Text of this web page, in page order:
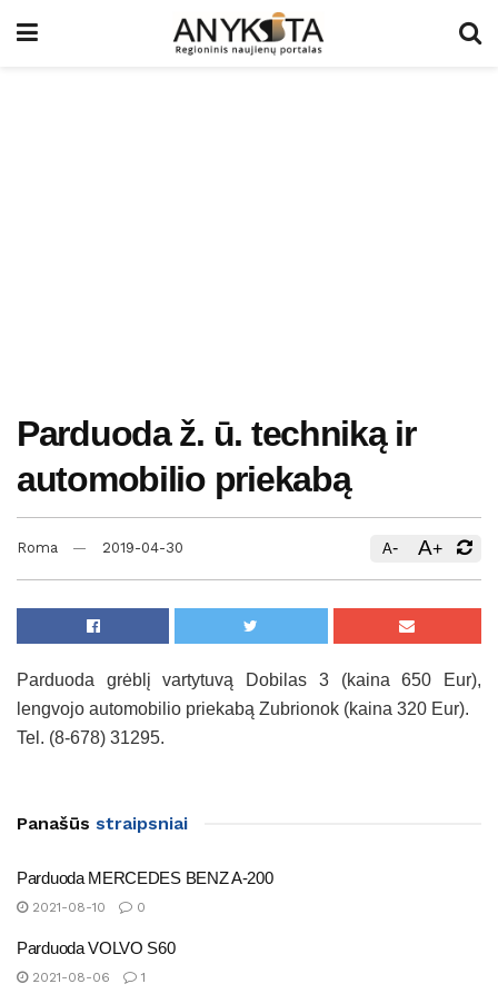
Parduoda ž. ū. techniką ir
automobilio priekabą
Roma 2019-04-30 A- A+
Parduoda grėblį vartytuvą Dobilas 3 (kaina 650 Eur),
lengvojo automobilio priekabą Zubrionok (kaina 320 Eur).
Tel. (8-678) 31295.
Panašūs straipsniai
Parduoda MERCEDES BENZ A-200
2021-08-10 0
Parduoda VOLVO S60
2021-08-06 1